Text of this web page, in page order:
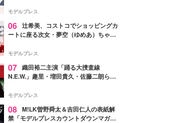
モデルプレス
06 辻希美、コストコでショッピングカ
ートに座る次女・夢空（ゆめあ）ちゃん
ぎ」「成長を感じる」の声
モデルプレス
07 織田裕二主演「踊る大捜査線
N.E.W.」趣里・増田貴久・佐藤二朗ら新
徴する“謎のキーワード”も
モデルプレス
08 M!LK曽野舜太＆吉田仁人の表紙解
禁「モデルプレスカウントダウンマガジ